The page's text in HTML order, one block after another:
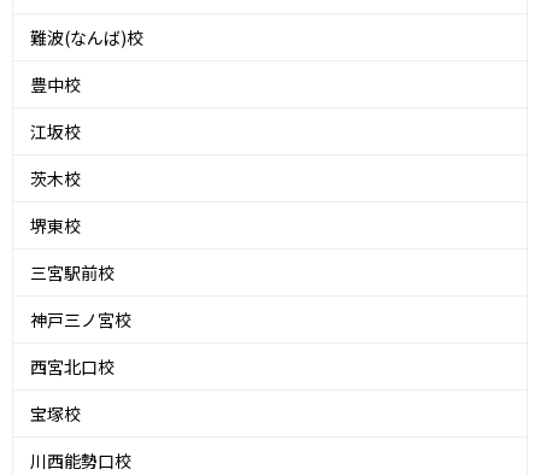
難波(なんば)校
豊中校
江坂校
茨木校
堺東校
三宮駅前校
神戸三ノ宮校
西宮北口校
宝塚校
川西能勢口校